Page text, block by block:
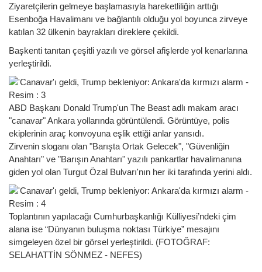
Ziyaretçilerin gelmeye başlamasıyla hareketliliğin arttığı
Esenboğa Havalimanı ve bağlantılı olduğu yol boyunca zirveye
katılan 32 ülkenin bayrakları direklere çekildi.
Başkenti tanıtan çeşitli yazılı ve görsel afişlerde yol kenarlarına
yerleştirildi.
ABD Başkanı Donald Trump'un The Beast adlı makam aracı
"canavar" Ankara yollarında görüntülendi. Görüntüye, polis
ekiplerinin araç konvoyuna eşlik ettiği anlar yansıdı.
Zirvenin sloganı olan "Barışta Ortak Gelecek", "Güvenliğin
Anahtarı" ve "Barışın Anahtarı" yazılı pankartlar havalimanına
giden yol olan Turgut Özal Bulvarı'nın her iki tarafında yerini aldı.
Toplantının yapılacağı Cumhurbaşkanlığı Külliyesi’ndeki çim
alana ise “Dünyanın buluşma noktası Türkiye” mesajını
simgeleyen özel bir görsel yerleştirildi. (FOTOĞRAF:
SELAHATTİN SÖNMEZ - NEFES)